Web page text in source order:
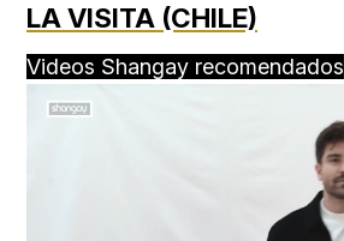
LA VISITA (CHILE)
Videos Shangay recomendados